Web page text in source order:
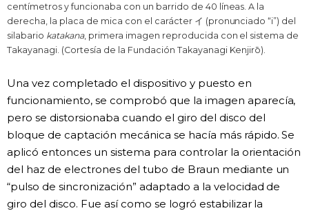
centímetros y funcionaba con un barrido de 40 líneas. A la
derecha, la placa de mica con el carácter イ (pronunciado “i”) del
silabario katakana, primera imagen reproducida con el sistema de
Takayanagi. (Cortesía de la Fundación Takayanagi Kenjirō).
Una vez completado el dispositivo y puesto en
funcionamiento, se comprobó que la imagen aparecía,
pero se distorsionaba cuando el giro del disco del
bloque de captación mecánica se hacía más rápido. Se
aplicó entonces un sistema para controlar la orientación
del haz de electrones del tubo de Braun mediante un
“pulso de sincronización” adaptado a la velocidad de
giro del disco. Fue así como se logró estabilizar la